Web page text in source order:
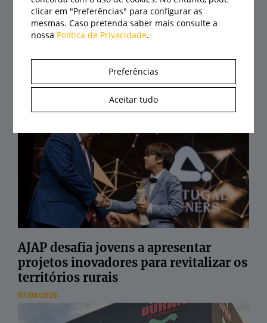
Agrival abre portas a 21 de agosto com
recinto renovado e centenas de
expositores
AJAP desafia jovens a apresentar
projetos inovadores para revitalizar os
territórios rurais
07/08/2026
clicar em "Preferências" para configurar as
mesmas. Caso pretenda saber mais consulte a
nossa Política de Privacidade.
Preferências
Aceitar tudo